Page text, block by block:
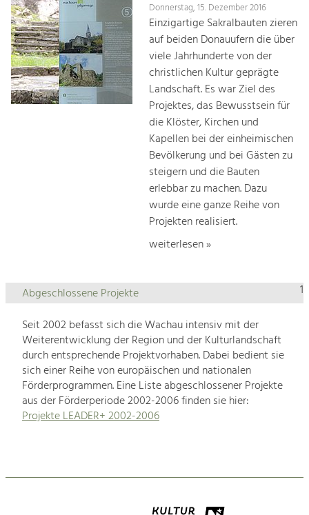
Donnerstag, 15. Dezember 2016
Einzigartige Sakralbauten zieren
auf beiden Donauufern die über
viele Jahrhunderte von der
christlichen Kultur geprägte
Landschaft. Es war Ziel des
Projektes, das Bewusstsein für
die Klöster, Kirchen und
Kapellen bei der einheimischen
Bevölkerung und bei Gästen zu
steigern und die Bauten
erlebbar zu machen. Dazu
wurde eine ganze Reihe von
Projekten realisiert.
weiterlesen »
1
Abgeschlossene Projekte
Seit 2002 befasst sich die Wachau intensiv mit der
Weiterentwicklung der Region und der Kulturlandschaft
durch entsprechende Projektvorhaben. Dabei bedient sie
sich einer Reihe von europäischen und nationalen
Förderprogrammen. Eine Liste abgeschlossener Projekte
aus der Förderperiode 2002-2006 finden sie hier:
Projekte LEADER+ 2002-2006